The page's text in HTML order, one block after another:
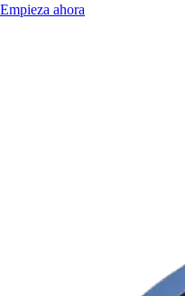
Empieza ahora